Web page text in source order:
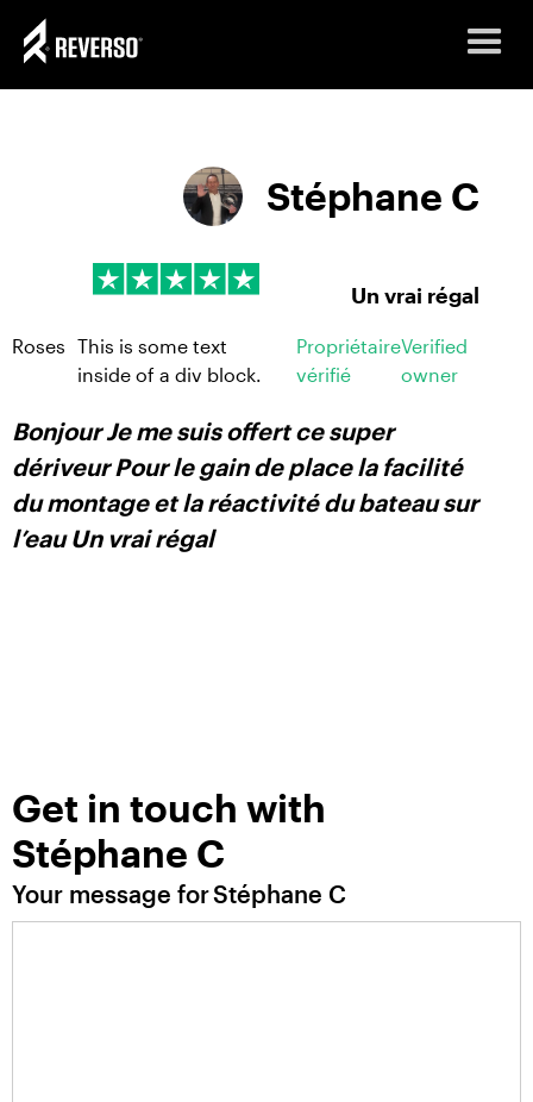
Stéphane C
Un vrai régal
Roses This is some text
inside of a div block.
Propriétaire
vérifié
Verified
owner
Bonjour Je me suis offert ce super
dériveur Pour le gain de place la facilité
du montage et la réactivité du bateau sur
l’eau Un vrai régal
Get in touch with
Stéphane C
Your message forStéphane C